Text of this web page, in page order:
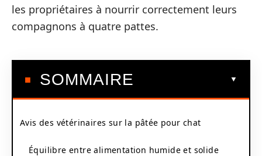
les propriétaires à nourrir correctement leurs
compagnons à quatre pattes.
SOMMAIRE
Avis des vétérinaires sur la pâtée pour chat
Équilibre entre alimentation humide et solide